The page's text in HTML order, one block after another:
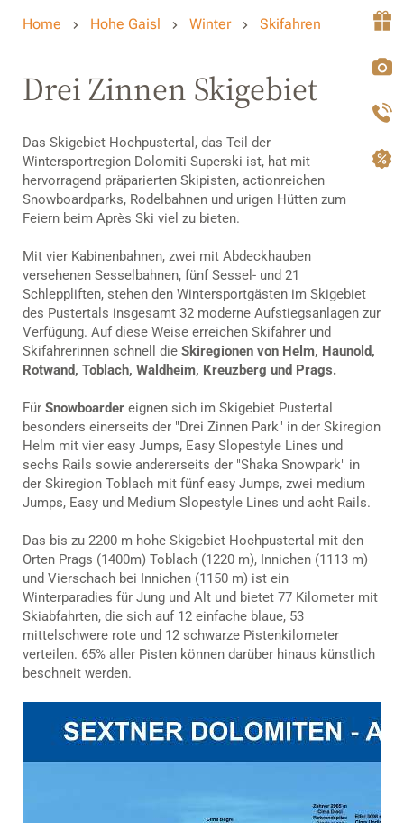
Home Hohe Gaisl Winter Skifahren
Drei Zinnen Skigebiet
Das Skigebiet Hochpustertal, das Teil der
Wintersportregion Dolomiti Superski ist, hat mit
hervorragend präparierten Skipisten, actionreichen
Snowboardparks, Rodelbahnen und urigen Hütten zum
Feiern beim Après Ski viel zu bieten.
Mit vier Kabinenbahnen, zwei mit Abdeckhauben
versehenen Sesselbahnen, fünf Sessel- und 21
Schleppliften, stehen den Wintersportgästen im Skigebiet
des Pustertals insgesamt 32 moderne Aufstiegsanlagen zur
Verfügung. Auf diese Weise erreichen Skifahrer und
Skifahrerinnen schnell die Skiregionen von Helm, Haunold,
Rotwand, Toblach, Waldheim, Kreuzberg und Prags.
Für Snowboarder eignen sich im Skigebiet Pustertal
besonders einerseits der "Drei Zinnen Park" in der Skiregion
Helm mit vier easy Jumps, Easy Slopestyle Lines und
sechs Rails sowie andererseits der "Shaka Snowpark" in
der Skiregion Toblach mit fünf easy Jumps, zwei medium
Jumps, Easy und Medium Slopestyle Lines und acht Rails.
Das bis zu 2200 m hohe Skigebiet Hochpustertal mit den
Orten Prags (1400m) Toblach (1220 m), Innichen (1113 m)
und Vierschach bei Innichen (1150 m) ist ein
Winterparadies für Jung und Alt und bietet 77 Kilometer mit
Skiabfahrten, die sich auf 12 einfache blaue, 53
mittelschwere rote und 12 schwarze Pistenkilometer
verteilen. 65% aller Pisten können darüber hinaus künstlich
beschneit werden.